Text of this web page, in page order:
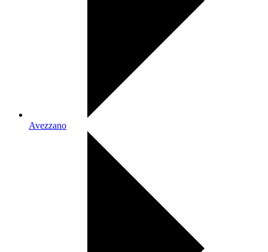
Avezzano